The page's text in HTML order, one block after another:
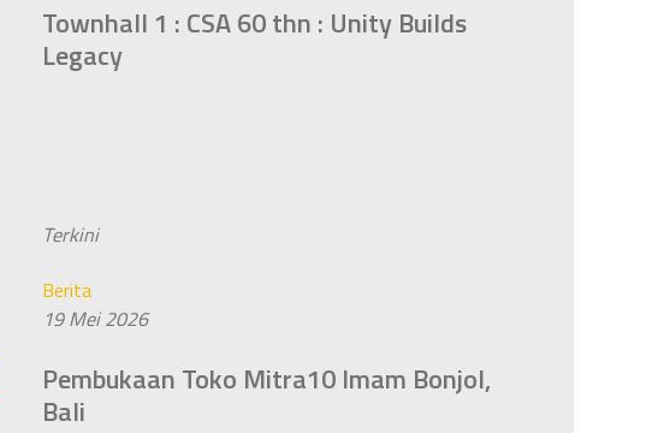
Townhall 1 : CSA 60 thn : Unity Builds
Legacy
Terkini
Berita
19 Mei 2026
Pembukaan Toko Mitra10 Imam Bonjol,
Bali